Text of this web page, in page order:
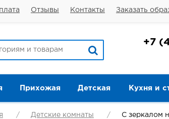
Отзывы Контакты Заказать
+7
Прихожая Детская Кухня и
Детские комнаты С зеркалом